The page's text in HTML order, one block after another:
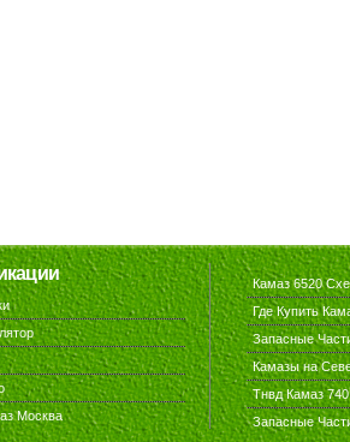
Москва
Камаз 6520
Где Купить
Запасные
Камазы на
Тнвд Камаз 740
Запасные